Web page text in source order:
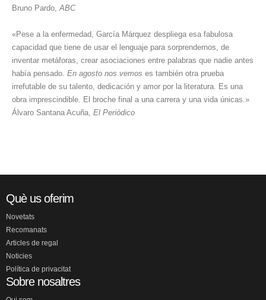
Bruno Pardo, ABC
«Pese a la enfermedad, García Márquez despliega esa fabulosa
capacidad que tiene de usar el lenguaje para sorprendernos, de
inventar metáforas, crear asociaciones entre palabras que nadie antes
había pensado. En agosto nos vemos es también otra prueba
irrefutable de su talento, dedicación y amor por la literatura. Es una
obra imprescindible. El broche final a una carrera y una vida únicas.»
Álvaro Santana Acuña, El Periódico
Què us oferim
Novetats
Recomanats
Articles de regal
Noticies
Política de privacitat
Sobre nosaltres